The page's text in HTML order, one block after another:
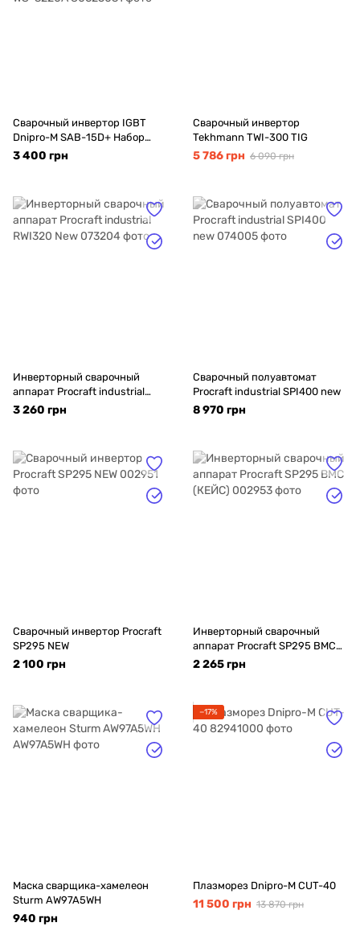
Сварочный инвертор IGBT
Dnipro-M SAB-15D+ Набор
сварочных кабелей WS-3220A
3 400 грн
Сварочный инвертор
Tekhmann TWI-300 TIG
5 786 грн 6 090 грн
Инверторный сварочный
аппарат Procraft industrial
RWI320 New
3 260 грн
Сварочный полуавтомат
Procraft industrial SPI400 new
8 970 грн
Сварочный инвертор Procraft
SP295 NEW
2 100 грн
Инверторный сварочный
аппарат Procraft SP295 ВМС
(КЕЙС)
2 265 грн
Маска сварщика-хамелеон
Sturm AW97A5WH
940 грн
−17%
Плазморез Dnipro-M CUT-40
11 500 грн 13 870 грн